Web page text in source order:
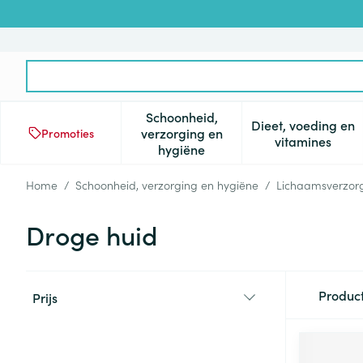
Promoties
Schoonheid,
verzorging en
hygiëne
Toon submenu voor
Dieet, voeding en
vitamines
Toon
Home / Schoonheid, verzorging en hygiëne /
Droge huid
Prijs